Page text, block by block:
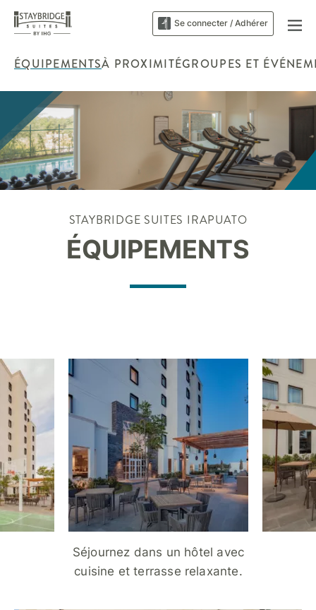
Se connecter / Adhérer
ÉQUIPEMENTSÀ PROXIMITÉGROUPES ET
STAYBRIDGE SUITES IRAPUATO
ÉQUIPEMENTS
Séjournez dans un hôtel avec
cuisine et terrasse relaxante.